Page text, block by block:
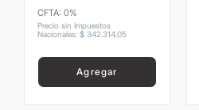
CFTA: 0%
Precio sin Impuestos
Nacionales: $ 342 314,05
Agregar